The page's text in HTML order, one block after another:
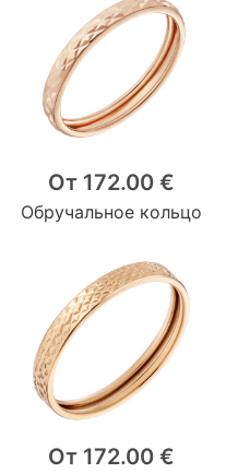
От 172.00 €
Обручальное кольцо
От 172.00 €